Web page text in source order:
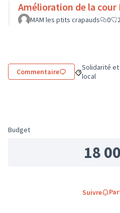
Amélioration de la cour
MAM les ptits crapauds 0
Commentaire Filtrer les
Solidarité
local
Budget
18
Suivre